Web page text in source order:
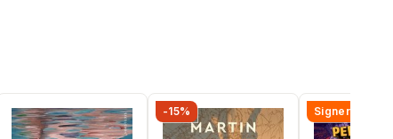
-15% Signerad!